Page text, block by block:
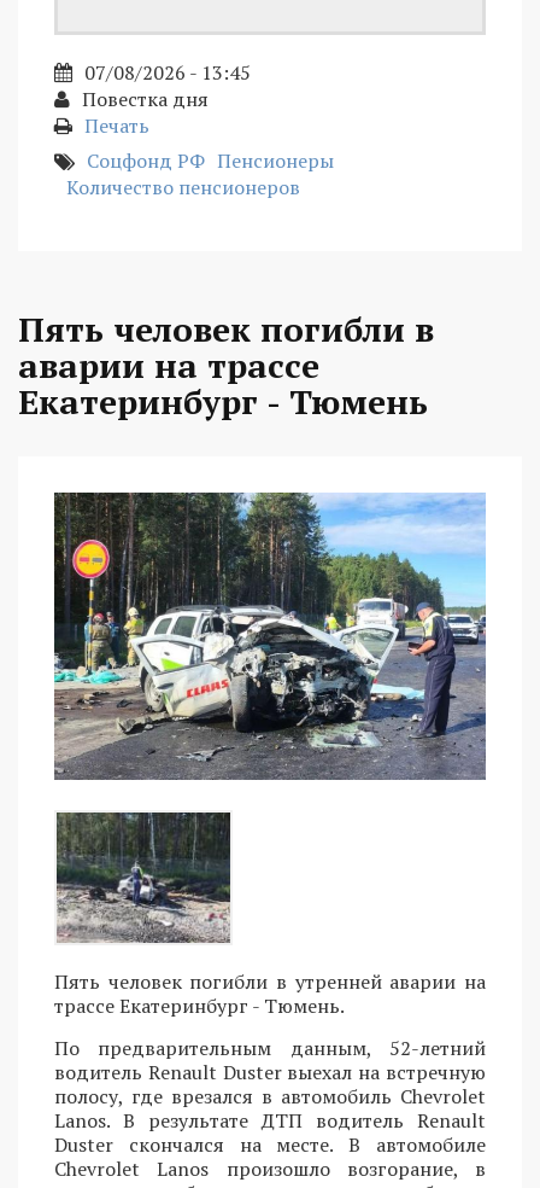
07/08/2026 - 13:45
Повестка дня
Печать
Соцфонд РФ Пенсионеры
Количество пенсионеров
Пять человек погибли в
аварии на трассе
Екатеринбург - Тюмень
Пять человек погибли в утренней аварии на
трассе Екатеринбург - Тюмень.
По предварительным данным, 52-летний
водитель Renault Duster выехал на встречную
полосу, где врезался в автомобиль Chevrolet
Lanos. В результате ДТП водитель Renault
Duster скончался на месте. В автомобиле
Chevrolet Lanos произошло возгорание, в